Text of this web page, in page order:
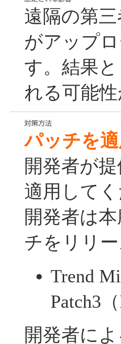
遠隔の第
がアップ
す。結果
れる可能
パッチを
開発者が
適用してく
開発者は
チをリリ
Trend
Patch3
開発者に